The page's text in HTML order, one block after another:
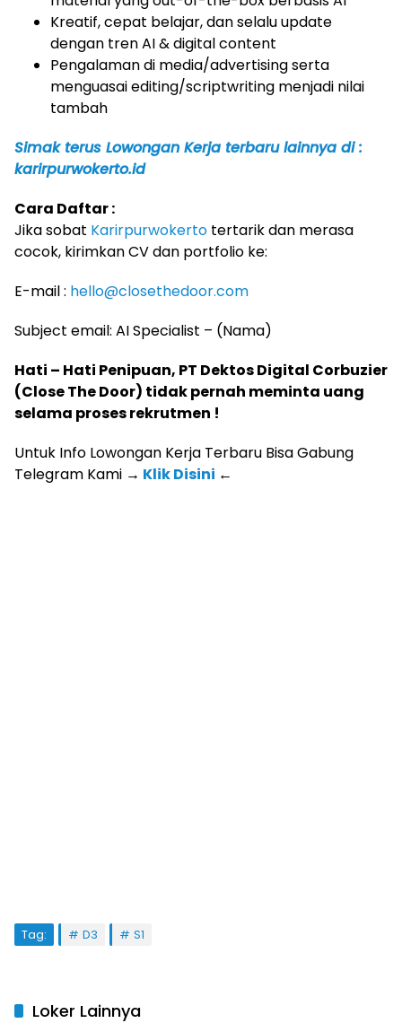
Kreatif, cepat belajar, dan selalu update
dengan tren AI & digital content
Pengalaman di media/advertising serta
menguasai editing/scriptwriting menjadi nilai
tambah
Simak terus Lowongan Kerja terbaru lainnya di :
karirpurwokerto.id
Cara Daftar :
Jika sobat Karirpurwokerto tertarik dan merasa
cocok, kirimkan CV dan portfolio ke:
E-mail : hello@closethedoor.com
Subject email: AI Specialist – (Nama)
Hati – Hati Penipuan, PT Dektos Digital Corbuzier
(Close The Door) tidak pernah meminta uang
selama proses rekrutmen !
Untuk Info Lowongan Kerja Terbaru Bisa Gabung
Telegram Kami → Klik Disini ←
Tag: D3 S1
Loker Lainnya